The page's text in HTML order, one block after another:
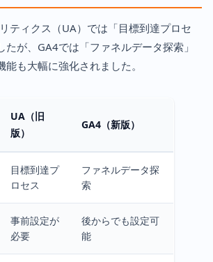
ティクス（UA）では「目標到達プロセ
たが、GA4では「ファネルデータ探索」
も大幅に強化されました。
UA（旧
版）
GA4（新版）
目標到達プ
ロセス
ファネルデータ探
索
事前設定が
必要
後からでも設定可
能